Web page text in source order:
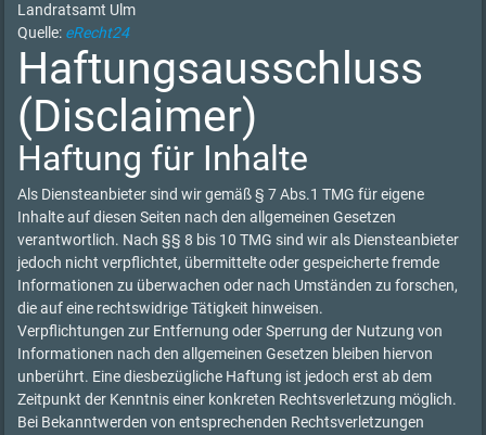
Landratsamt Ulm
Quelle: eRecht24
Haftungsausschluss
(Disclaimer)
Haftung für Inhalte
Als Diensteanbieter sind wir gemäß § 7 Abs.1 TMG für eigene
Inhalte auf diesen Seiten nach den allgemeinen Gesetzen
verantwortlich. Nach §§ 8 bis 10 TMG sind wir als Diensteanbieter
jedoch nicht verpflichtet, übermittelte oder gespeicherte fremde
Informationen zu überwachen oder nach Umständen zu forschen,
die auf eine rechtswidrige Tätigkeit hinweisen.
Verpflichtungen zur Entfernung oder Sperrung der Nutzung von
Informationen nach den allgemeinen Gesetzen bleiben hiervon
unberührt. Eine diesbezügliche Haftung ist jedoch erst ab dem
Zeitpunkt der Kenntnis einer konkreten Rechtsverletzung möglich.
Bei Bekanntwerden von entsprechenden Rechtsverletzungen